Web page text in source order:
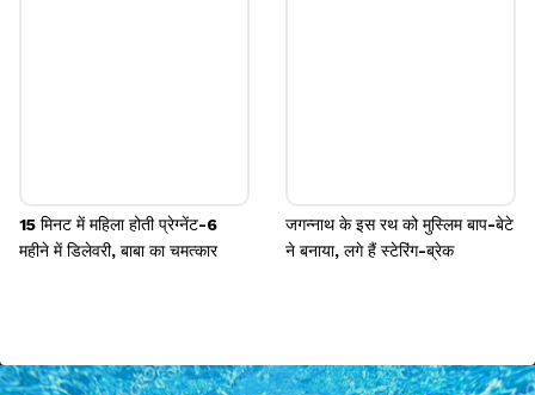
15 मिनट में महिला होती प्रेग्नेंट-6
महीने में डिलेवरी, बाबा का चमत्कार
जगन्नाथ के इस रथ को मुस्लिम बाप-बेटे
ने बनाया, लगे हैं स्टेरिंग-ब्रेक